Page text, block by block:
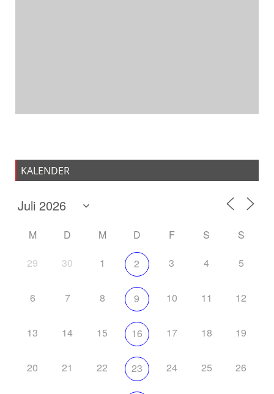
KALENDER
M D M D F S S
29 30 1 2 3 4 5
6 7 8 9 10 11 12
13 14 15 16 17 18 19
20 21 22 23 24 25 26